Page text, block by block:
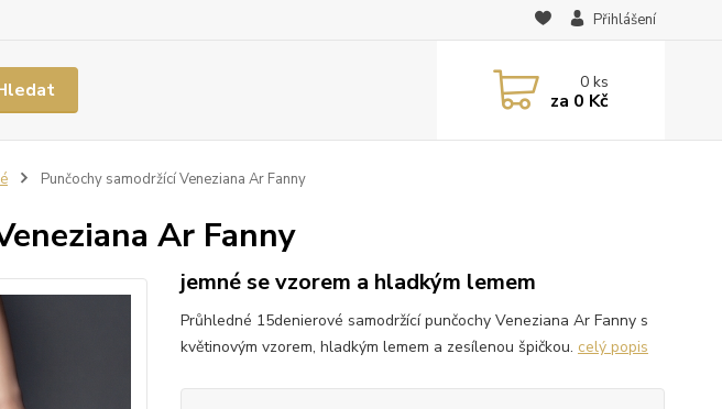
Přihlášení
0ks
za 0 Kč
Punčochy samodržící Veneziana Ar Fanny
Ar Fanny
jemné se vzorem a hladkým lemem
Průhledné 15denierové samodržící punčochy Veneziana Ar Fanny s
květinovým vzorem, hladkým lemem a zesílenou špičkou. celý popis